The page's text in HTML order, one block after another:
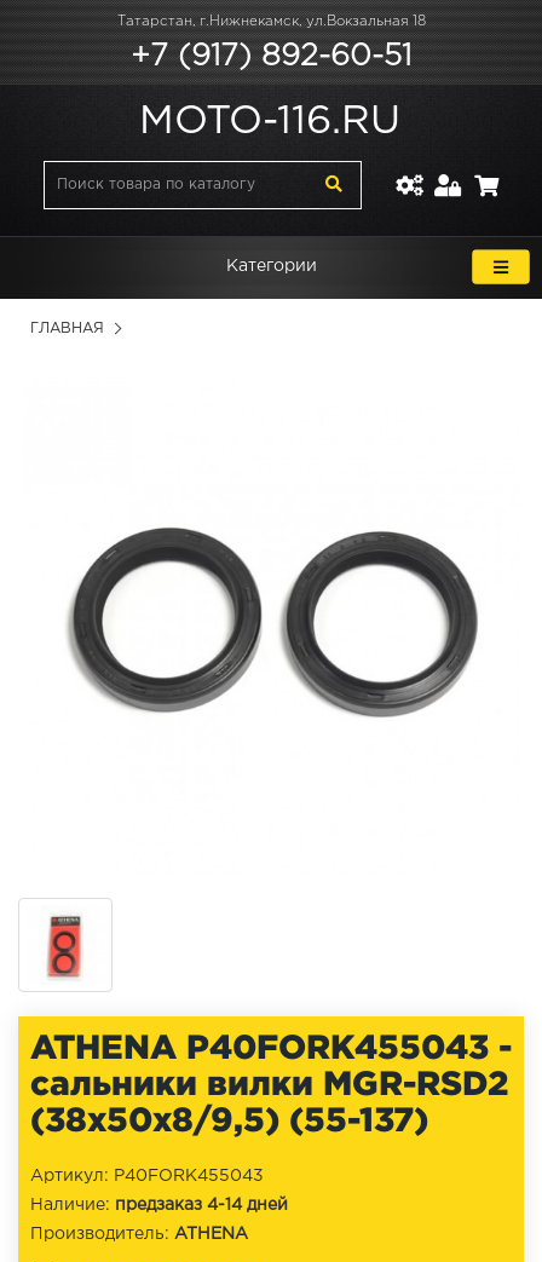
Татарстан, г.Нижнекамск, ул.Вокзальная 18
+7 (917) 892-60-51
MOTO-116.RU
Категории
ГЛАВНАЯ
ATHENA P40FORK455043 -
cальники вилки MGR-RSD2
(38x50x8/9,5) (55-137)
Артикул: P40FORK455043
Наличие: предзаказ 4-14 дней
Производитель: ATHENA